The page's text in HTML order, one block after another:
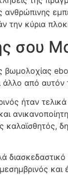
την κύρια
σου
βωμολοχίας
από αυτόν
ήταν
και